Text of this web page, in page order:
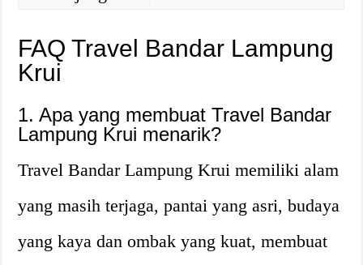
FAQ Travel Bandar Lampung
Krui
1. Apa yang membuat Travel Bandar
Lampung Krui menarik?
Travel Bandar Lampung Krui memiliki alam
yang masih terjaga, pantai yang asri, budaya
yang kaya dan ombak yang kuat, membuat